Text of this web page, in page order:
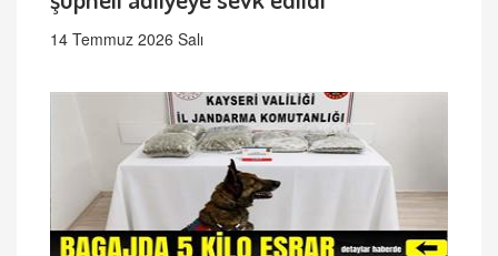
14 Temmuz 2026 Salı